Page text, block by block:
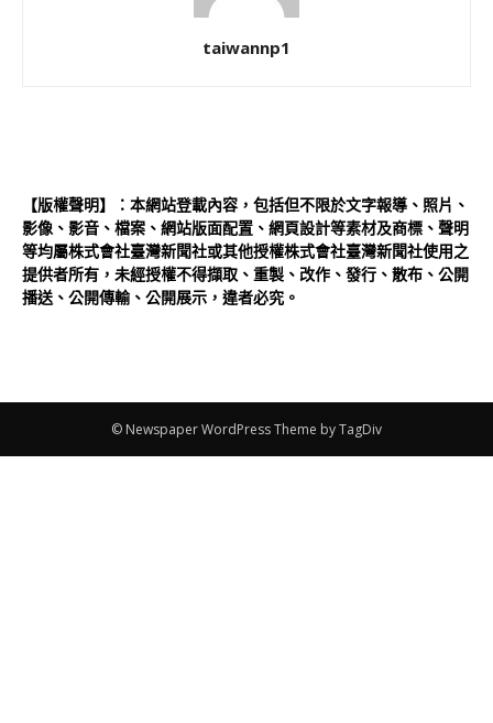
taiwannp1
【版權聲明】：本網站登載內容，包括但不限於文字報導、照片、
影像、影音、檔案、網站版面配置、網頁設計等素材及商標、聲明
等均屬株式會社臺灣新聞社或其他授權株式會社臺灣新聞社使用之
提供者所有，未經授權不得擷取、重製、改作、發行、散布、公開
播送、公開傳輸、公開展示，違者必究。
© Newspaper WordPress Theme by TagDiv